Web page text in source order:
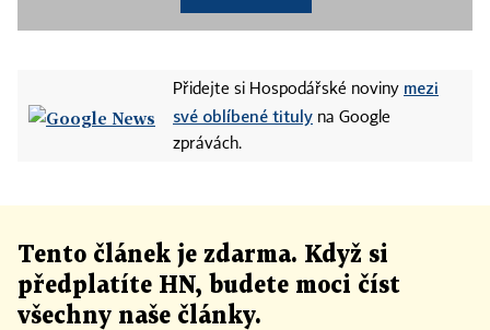
Přidejte si Hospodářské noviny mezi
své oblíbené tituly na Google
zprávách.
Tento článek je zdarma. Když si
předplatíte HN, budete moci číst
všechny naše články.